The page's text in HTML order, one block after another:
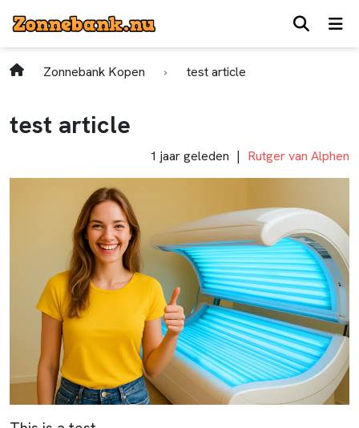
Zonnebank Kopen test article
test article
1 jaar geleden Rutger van Alphen